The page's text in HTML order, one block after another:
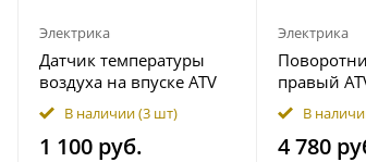
Электрика
Датчик температуры
воздуха на впуске ATV
X6 EFI, Z6-EFI 018B-
177000
В наличии(3 шт)
1 100 руб.
Электрика
правый
X6 EPS,
160400
В
4 780